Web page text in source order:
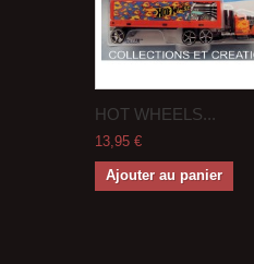
HOT WHEELS...
13,95 €
Ajouter au panier